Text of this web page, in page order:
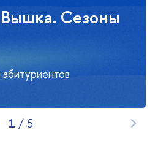
Сезоны
1 / 5